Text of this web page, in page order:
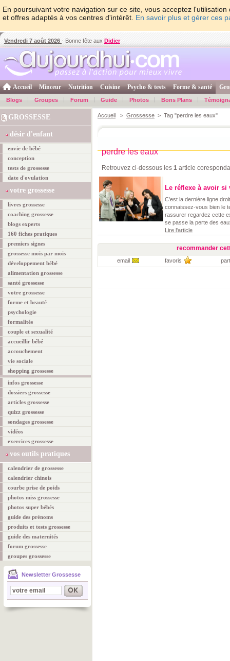
En poursuivant votre navigation sur ce site, vous acceptez
et offres adaptés à vos centres d'intérêt. En savoir plus et gérer ces
Vendredi 7 août 2026 - Bonne fête aux Didier
Accueil Minceur Nutrition Cuisine Psycho & tests Forme & santé
Blogs Groupes Forum Guide Photos Bons Plans
GROSSESSE
désir d'enfant
envie de bébé
conception
tests de grossesse
date d'ovulation
votre grossesse
livres grossesse
coaching grossesse
blogs experts
160 fiches pratiques
premiers signes
grossesse mois par mois
développement bébé
alimentation grossesse
santé grossesse
votre grossesse
forme et beauté
psychologie
formalités
couple et sexualité
accueillir bébé
accouchement
vie sociale
shopping grossesse
infos grossesse
dossiers grossesse
articles grossesse
quizz grossesse
sondages grossesse
vidéos
exercices grossesse
vos outils pratiques
calendrier de grossesse
calendrier chinois
courbe prise de poids
photos miss grossesse
photos super bébés
guide des prénoms
produits et tests grossesse
guide des maternités
forum grossesse
groupes grossesse
Newsletter Grossesse
Accueil > Grossesse > Tag "perdre les eaux"
perdre les eaux
Retrouvez ci-dessous les 1 article
Le réflexe à avoir si
C'est la dernière ligne
connaissez-vous bien le
rassurer regardez cette
se passe la perte des
Lire l'article
recommander
email favoris